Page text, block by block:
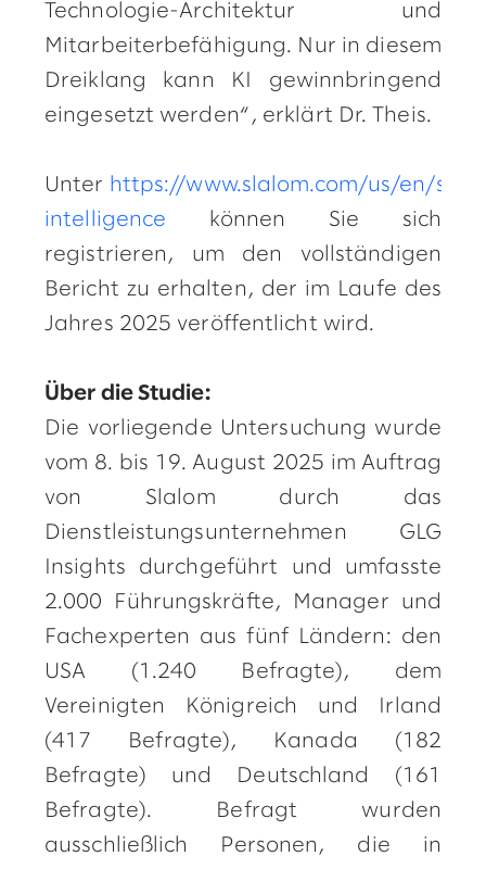
Technologie-Architektur und
Mitarbeiterbefähigung. Nur in diesem
Dreiklang kann KI gewinnbringend
eingesetzt werden“, erklärt Dr. Theis.
Unter https://www.slalom.com/us/en/
intelligence können Sie sich
registrieren, um den vollständigen
Bericht zu erhalten, der im Laufe des
Jahres 2025 veröffentlicht wird.
Über die Studie:
Die vorliegende Untersuchung wurde
vom 8. bis 19. August 2025 im Auftrag
von Slalom durch das
Dienstleistungsunternehmen GLG
Insights durchgeführt und umfasste
2.000 Führungskräfte, Manager und
Fachexperten aus fünf Ländern: den
USA (1.240 Befragte), dem
Vereinigten Königreich und Irland
(417 Befragte), Kanada (182
Befragte) und Deutschland (161
Befragte). Befragt wurden
ausschließlich Personen, die in